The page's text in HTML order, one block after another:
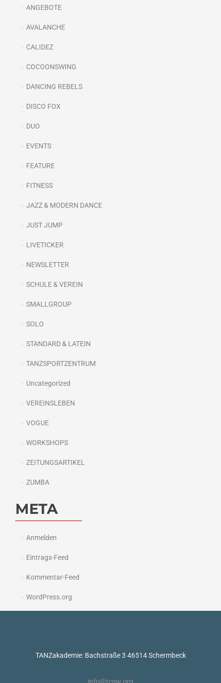
ANGEBOTE
AVALANCHE
CALIDEZ
COCOONSWING
DANCING REBELS
DISCO FOX
DUO
EVENTS
FEATURE
FITNESS
JAZZ & MODERN DANCE
JUST JUMP
LIVETICKER
NEWSLETTER
SCHULE & VEREIN
SMALLGROUP
SOLO
STANDARD & LATEIN
TANZSPORTZENTRUM
Uncategorized
VEREINSLEBEN
VOGUE
WORKSHOPS
ZEITUNGSARTIKEL
ZUMBA
META
Anmelden
Eintrags-Feed
Kommentar-Feed
WordPress.org
TANZakademie: Bachstraße 3 46514 Schermbeck